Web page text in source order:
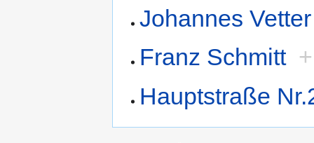
Johannes Vetter
Franz Schmitt +
Hauptstraße